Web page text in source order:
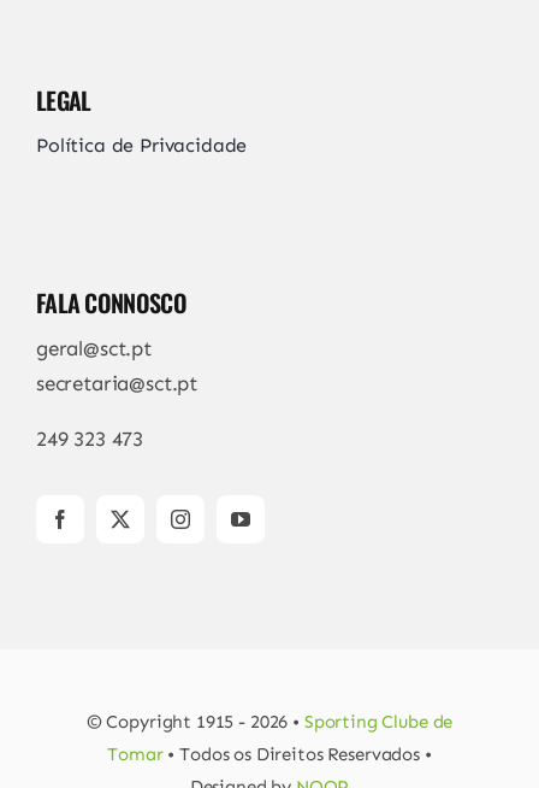
LEGAL
Política de Privacidade
FALA CONNOSCO
geral@sct.pt
secretaria@sct.pt
249 323 473
© Copyright 1915 - 2026 • Sporting Clube de
Tomar• Todos os Direitos Reservados •